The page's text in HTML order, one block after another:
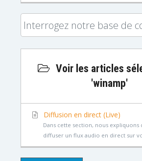
Voir les articles
'winamp'
Diffusion en direct (Live)
Dans cette section, nous
diffuser un flux audio en direct sur